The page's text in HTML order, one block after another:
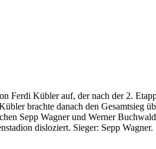
Ferdi Kübler auf, der nach der 2.
brachte danach den Gesamtsieg
Sepp Wagner und Werner
disloziert. Sieger: Sepp Wagner.